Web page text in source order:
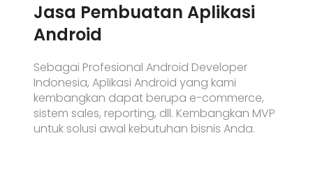
Jasa Pembuatan Aplikasi
Android​
Sebagai Profesional Android Developer
Indonesia, Aplikasi Android yang kami
kembangkan dapat berupa e-commerce,
sistem sales, reporting, dll. Kembangkan MVP
untuk solusi awal kebutuhan bisnis Anda.